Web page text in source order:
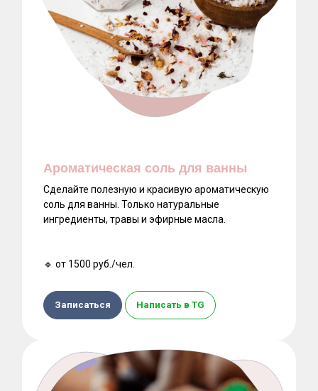
Ароматическая соль для ванны
Сделайте полезную и красивую ароматическую
соль для ванны. Только натуральные
ингредиенты, травы и эфирные масла.
🔹 от 1500 руб./чел.
Записаться Написать в TG
Дополнительный час аренды ‒ 2500
Шоу мыльных пузырей ‒ 6500 руб.
Бумажное шоу ‒ 6500 руб.
Аквагрим ‒ 5000 руб.
Пиньята ‒ 4000 руб.
Неоновая вечеринка ‒ 7500 руб.